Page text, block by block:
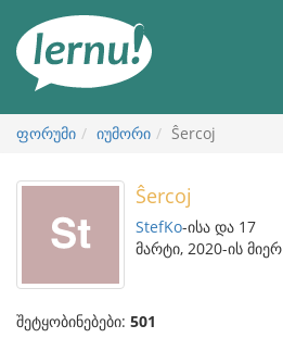
ნახვა
ფორუმი იუმორი Ŝercoj
Ŝercoj
StefKo-ისა და 17
მარტი, 2020-ის მიერ
შეტყობინებები: 501